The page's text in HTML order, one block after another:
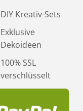
DIY Kreativ-Sets
Exklusive
Dekoideen
100% SSL
verschlüsselt